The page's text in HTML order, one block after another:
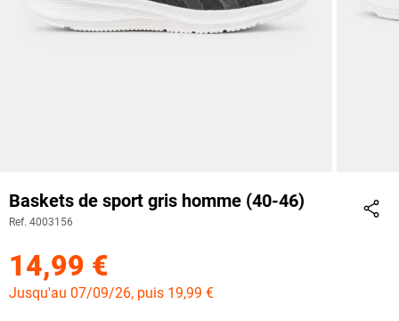
Baskets de sport gris homme (40-46)
Ref. 4003156
14,99 €
Jusqu'au 07/09/26, puis 19,99 €